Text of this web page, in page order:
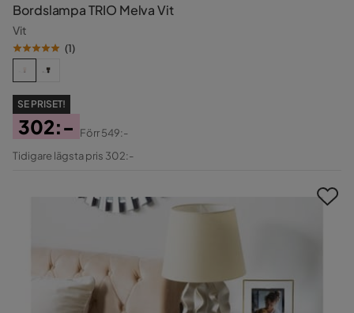
Bordslampa TRIO Melva Vit
Vit
(1)
SE PRISET!
Pris
302:-
Original
Förr549:-
Tidigare lägsta pris 302:-